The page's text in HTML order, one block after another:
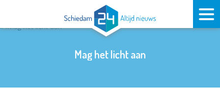
Mag het licht aan